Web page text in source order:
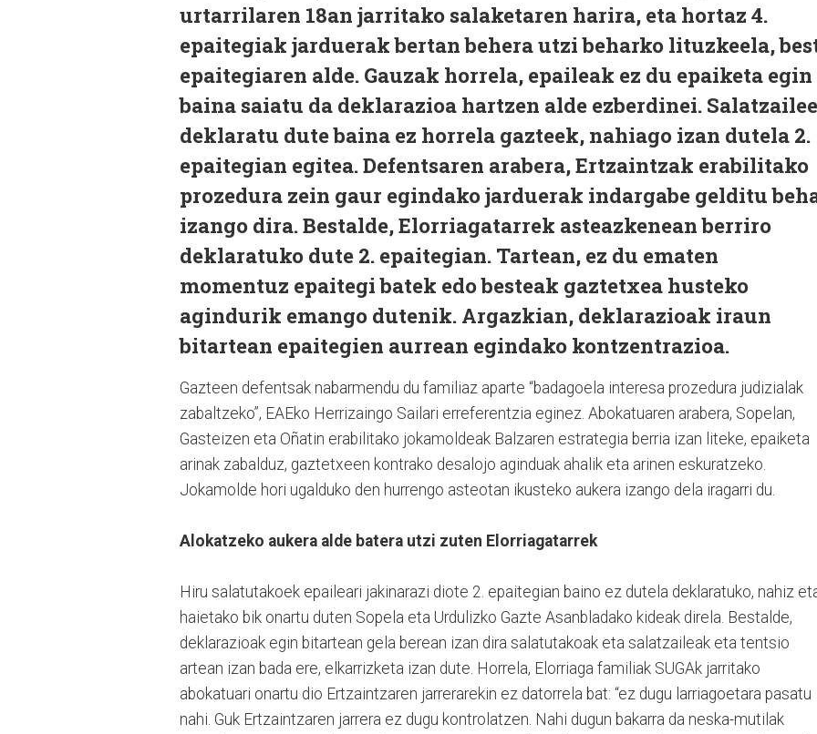
urtarrilaren 18an jarritako salaketaren harira, eta hortaz 4.
epaitegiak jarduerak bertan behera utzi beharko lituzkeela,
epaitegiaren alde. Gauzak horrela, epaileak ez du epaiketa egin
baina saiatu da deklarazioa hartzen alde ezberdinei.
deklaratu dute baina ez horrela gazteek, nahiago izan dutela 2.
epaitegian egitea. Defentsaren arabera, Ertzaintzak erabilitako
prozedura zein gaur egindako jarduerak indargabe gelditu
izango dira. Bestalde, Elorriagatarrek asteazkenean berriro
deklaratuko dute 2. epaitegian. Tartean, ez du ematen
momentuz epaitegi batek edo besteak gaztetxea husteko
agindurik emango dutenik. Argazkian, deklarazioak iraun
bitartean epaitegien aurrean egindako kontzentrazioa.
Gazteen defentsak nabarmendu du familiaz aparte “badagoela interesa prozedura judizialak
zabaltzeko”, EAEko Herrizaingo Sailari erreferentzia eginez. Abokatuaren arabera, Sopelan,
Gasteizen eta Oñatin erabilitako jokamoldeak Balzaren estrategia berria izan liteke, epaiketa
arinak zabalduz, gaztetxeen kontrako desalojo aginduak ahalik eta arinen eskuratzeko.
Jokamolde hori ugalduko den hurrengo asteotan ikusteko aukera izango dela iragarri du.
Alokatzeko aukera alde batera utzi zuten Elorriagatarrek
Hiru salatutakoek epaileari jakinarazi diote 2. epaitegian baino ez dutela deklaratuko, nahiz
haietako bik onartu duten Sopela eta Urdulizko Gazte Asanbladako kideak direla. Bestalde,
deklarazioak egin bitartean gela berean izan dira salatutakoak eta salatzaileak eta tentsio
artean izan bada ere, elkarrizketa izan dute. Horrela, Elorriaga familiak SUGAk jarritako
abokatuari onartu dio Ertzaintzaren jarrerarekin ez datorrela bat: “ez dugu larriagoetara pasatu
nahi. Guk Ertzaintzaren jarrera ez dugu kontrolatzen. Nahi dugun bakarra da neska-mutilak